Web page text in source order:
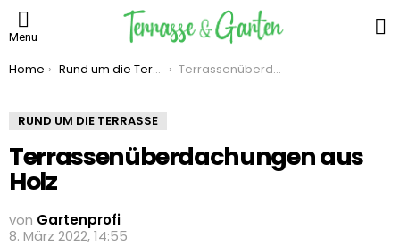
Menu
You are here:
Home Rund um die Terrasse Terrassenüberdachungen aus Holz
RUND UM DIE TERRASSE
Terrassenüberdachungen aus
Holz
von Gartenprofi
8. März 2022, 14:55